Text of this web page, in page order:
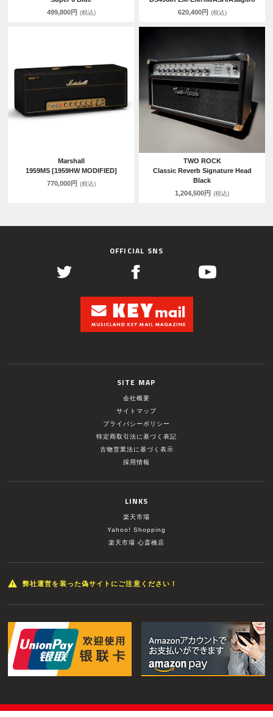
499,800円 (税込)
620,400円 (税込)
Marshall
1959MS [1959HW MODIFIED]
770,000円 (税込)
TWO ROCK
Classic Reverb Signature Head
Black
1,204,500円 (税込)
OFFICIAL SNS
SITE MAP
会社概要
サイトマップ
プライバシーポリシー
特定商取引法に基づく表記
古物営業法に基づく表示
採用情報
LINKS
楽天市場
Yahoo! Shopping
楽天市場 心斎橋店
弊社運営を装った偽サイトにご注意ください！